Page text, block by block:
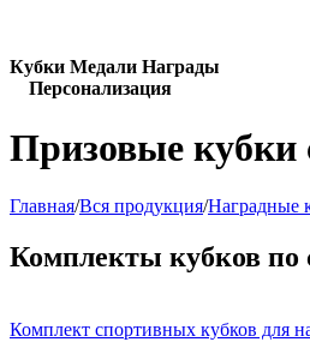
Кубки Медали Награды
Персонализация
Призовые кубки
Главная/Вся продукция/Наградные
Комплекты кубков
Комплект спортивных кубков для